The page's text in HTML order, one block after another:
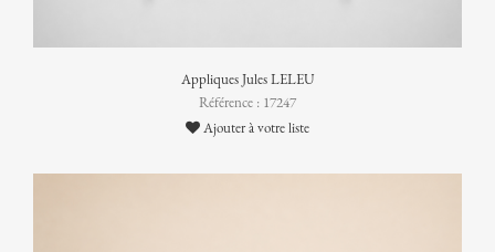
Appliques Jules LELEU
Référence : 17247
Ajouter à votre liste